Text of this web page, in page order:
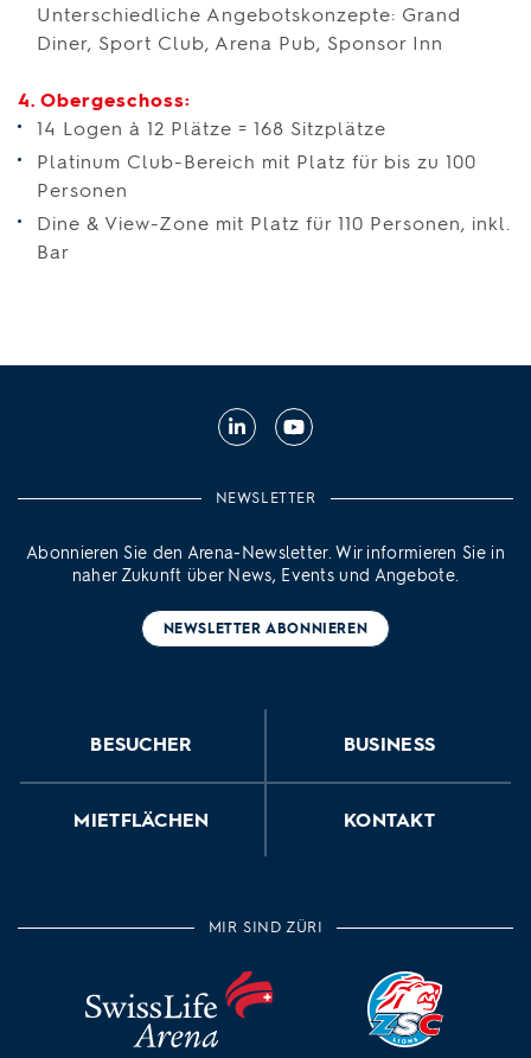
Unterschiedliche Angebotskonzepte: Grand
Diner, Sport Club, Arena Pub, Sponsor Inn
4. Obergeschoss:
14 Logen à 12 Plätze = 168 Sitzplätze
Platinum Club-Bereich mit Platz für bis zu 100
Personen
Dine & View-Zone mit Platz für 110 Personen, inkl.
Bar
Linkedin
NEWSLETTER
Abonnieren Sie den Arena-Newsletter. Wir informieren Sie in
naher Zukunft über News, Events und Angebote.
NEWSLETTER ABONNIEREN
BESUCHER BUSINESS
MIETFLÄCHEN KONTAKT
MIR SIND ZÜRI